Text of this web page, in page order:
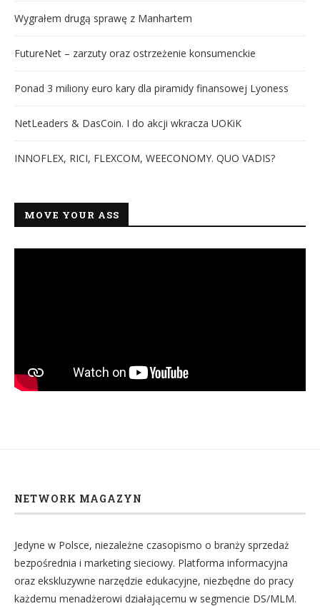
Wygrałem drugą sprawę z Manhartem
FutureNet – zarzuty oraz ostrzeżenie konsumenckie
Ponad 3 miliony euro kary dla piramidy finansowej Lyoness
NetLeaders & DasCoin. I do akcji wkracza UOKiK
INNOFLEX, RICI, FLEXCOM, WEECONOMY. QUO VADIS?
MOVE YOUR ASS
NETWORK MAGAZYN
Jedyne w Polsce, niezależne czasopismo o branży sprzedaż
bezpośrednia i marketing sieciowy. Platforma informacyjna
oraz ekskluzywne narzędzie edukacyjne, niezbędne do pracy
każdemu menadżerowi działającemu w segmencie DS/MLM.